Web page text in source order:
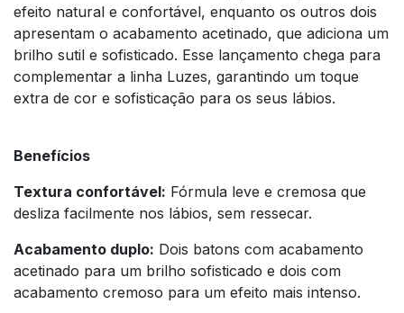
efeito natural e confortável, enquanto os outros dois
apresentam o acabamento acetinado, que adiciona um
brilho sutil e sofisticado. Esse lançamento chega para
complementar a linha Luzes, garantindo um toque
extra de cor e sofisticação para os seus lábios.
Benefícios
Textura confortável: Fórmula leve e cremosa que
desliza facilmente nos lábios, sem ressecar.
Acabamento duplo: Dois batons com acabamento
acetinado para um brilho sofisticado e dois com
acabamento cremoso para um efeito mais intenso.